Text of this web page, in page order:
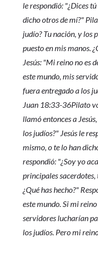
le respondió: "¿Dices
dicho otros de mí?"
judío? Tu nación, y los
puesto en mis manos.
Jesús: "Mi reino no es
este mundo, mis
fuera entregado a los
Juan 18:33-36Pilato
llamó entonces a
los judíos?" Jesús le
mismo, o te lo han
respondió: "¿Soy yo
principales sacerdotes,
¿Qué has hecho?"
este mundo. Si mi
servidores lucharían
los judíos. Pero mi